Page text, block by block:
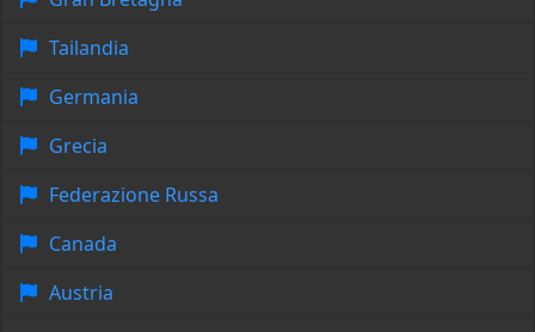
Tailandia
Germania
Grecia
Federazione Russa
Canada
Austria